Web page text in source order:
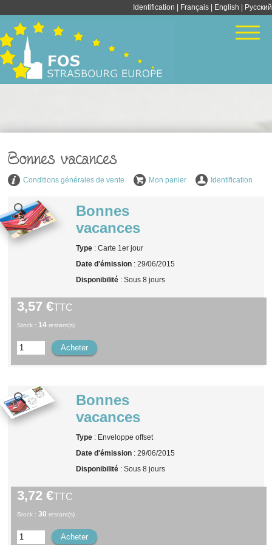
Identification Français English | Pусский
Bonnes vacances
Conditions générales de vente Mon panier Identification
Bonnes
vacances
Type: Carte 1er jour
Date d'émission: 29/06/2015
Disponibilité: Sous 8 jours
3,57 €TTC
Stock : 14restant(s)
Bonnes
vacances
Type: Enveloppe offset
Date d'émission: 29/06/2015
Disponibilité: Sous 8 jours
3,72 €TTC
Stock : 30 restant(s)